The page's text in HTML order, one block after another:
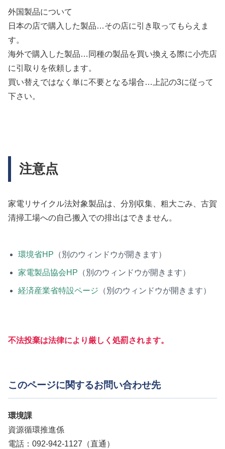
外国製品について
日本の店で購入した製品…その店に引き取ってもらえま
す。
海外で購入した製品…同種の製品を買い換える際に小売店
に引取りを依頼します。
買い替えではなく単に不要となる場合…上記の3に従って
下さい。
注意点
家電リサイクル法対象製品は、分別収集、粗大ごみ、古賀
清掃工場への自己搬入での排出はできません。
環境省HP （別のウィンドウが開きます）
家電製品協会HP （別のウィンドウが開きます）
経済産業省特設ページ （別のウィンドウが開きます）
不法投棄は法律により厳しく処罰されます。
このページに関するお問い合わせ先
環境課
資源循環推進係
電話：092-942-1127（直通）